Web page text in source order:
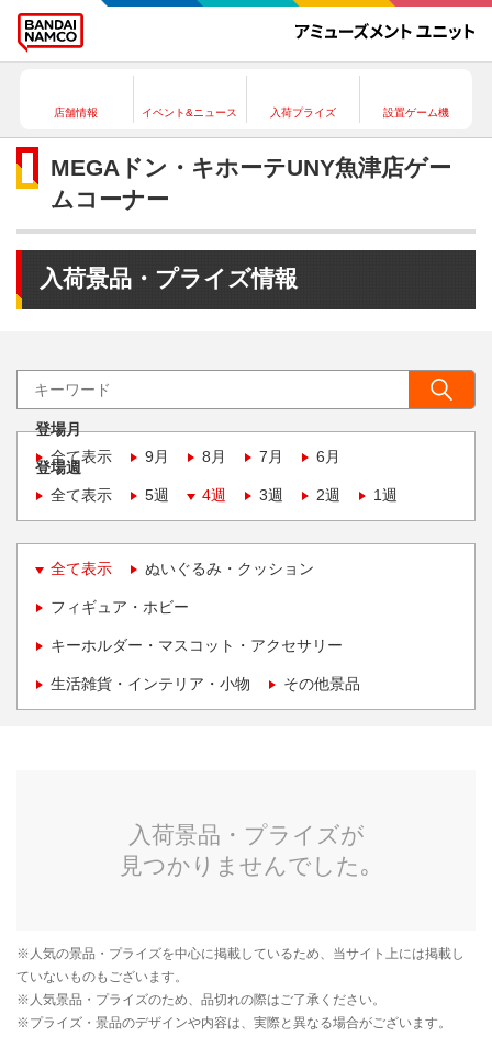
店舗情報 イベント&ニュース 入荷プライズ 設置ゲーム機
MEGAドン・キホーテUNY魚津店ゲー
ムコーナー
入荷景品・プライズ情報
登場月
全て表示
9月 8月 7月 6月
登場週
全て表示
5週 4週 3週 2週 1週
全て表示 ぬいぐるみ・クッション
フィギュア・ホビー
キーホルダー・マスコット・アクセサリー
生活雑貨・インテリア・小物 その他景品